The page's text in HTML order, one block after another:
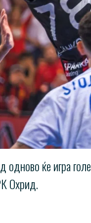
ќе игра
Охрид.